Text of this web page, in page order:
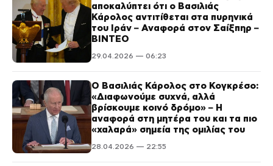
αποκαλύπτει ότι ο Βασιλιάς
Κάρολος αντιτίθεται στα πυρηνικά
του Ιράν – Αναφορά στον Σαίξπηρ –
ΒΙΝΤΕΟ
29.04.2026 — 06:23
Ο Βασιλιάς Κάρολος στο Κογκρέσο:
«Διαφωνούμε συχνά, αλλά
βρίσκουμε κοινό δρόμο» – Η
αναφορά στη μητέρα του και τα πιο
«χαλαρά» σημεία της ομιλίας του
28.04.2026 — 22:55